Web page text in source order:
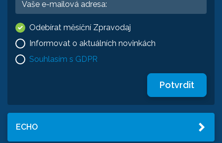
Odebírat měsíční Zpravodaj
Informovat o aktuálních novinkách
Souhlasím s GDPR
Potvrdit
ECHO